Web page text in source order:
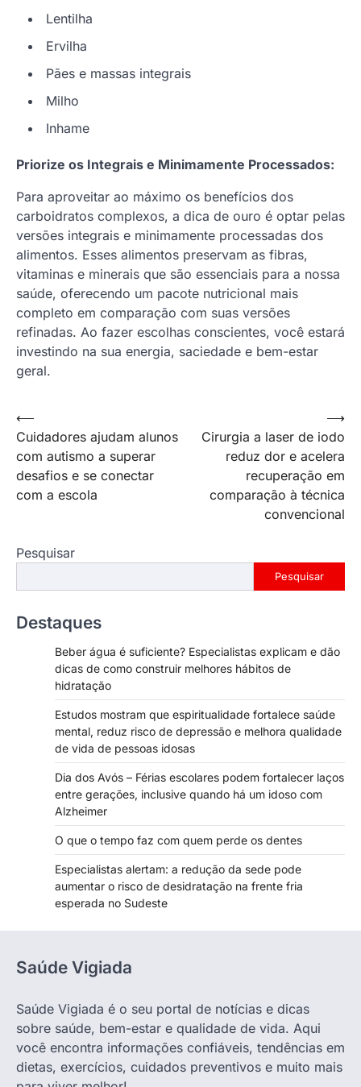
Lentilha
Ervilha
Pães e massas integrais
Milho
Inhame
Priorize os Integrais e Minimamente Processados:
Para aproveitar ao máximo os benefícios dos
carboidratos complexos, a dica de ouro é optar pelas
versões integrais e minimamente processadas dos
alimentos. Esses alimentos preservam as fibras,
vitaminas e minerais que são essenciais para a nossa
saúde, oferecendo um pacote nutricional mais
completo em comparação com suas versões
refinadas. Ao fazer escolhas conscientes, você estará
investindo na sua energia, saciedade e bem-estar
geral.
Navegação
de
Post
⟵
Cuidadores ajudam alunos
com autismo a superar
desafios e se conectar
com a escola
Cirurgia a laser de iodo
reduz dor e acelera
recuperação em
comparação à técnica
convencional
⟶
Pesquisar
Pesquisar
Destaques
Beber água é suficiente? Especialistas explicam e dão
dicas de como construir melhores hábitos de
hidratação
Estudos mostram que espiritualidade fortalece saúde
mental, reduz risco de depressão e melhora qualidade
de vida de pessoas idosas
Dia dos Avós – Férias escolares podem fortalecer laços
entre gerações, inclusive quando há um idoso com
Alzheimer
O que o tempo faz com quem perde os dentes
Especialistas alertam: a redução da sede pode
aumentar o risco de desidratação na frente fria
esperada no Sudeste
Saúde Vigiada
Saúde Vigiada é o seu portal de notícias e dicas
sobre saúde, bem-estar e qualidade de vida. Aqui
você encontra informações confiáveis, tendências em
dietas, exercícios, cuidados preventivos e muito mais